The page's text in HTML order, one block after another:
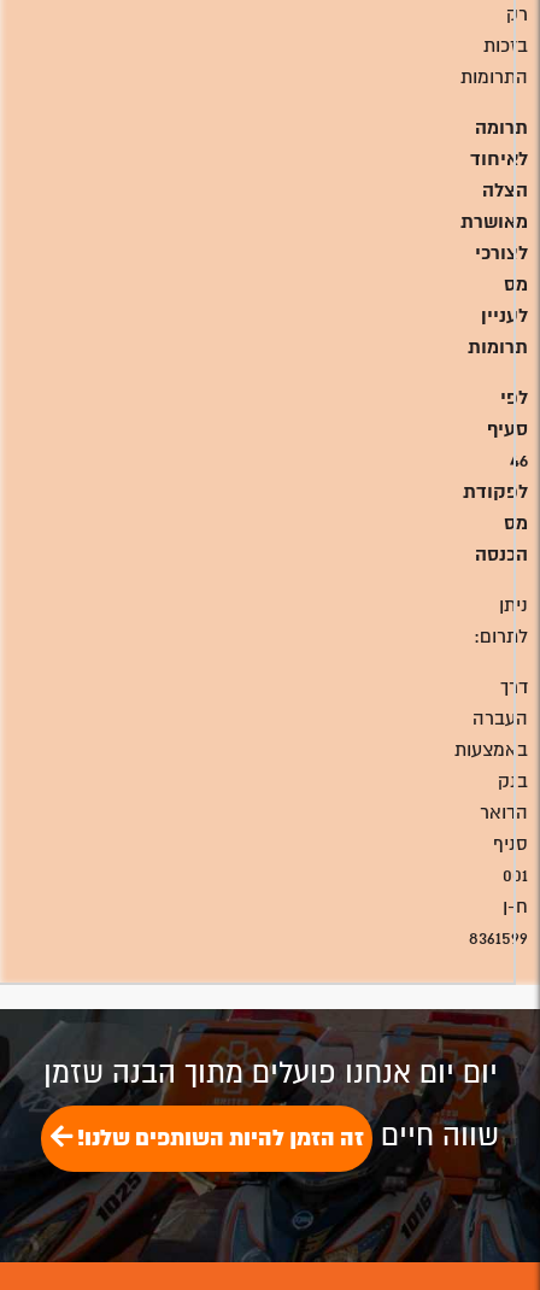
רק
בזכות
התרומות
תרומה
לאיחוד
הצלה
מאושרת
לצורכי
מס
לעניין
תרומות
לפי
סעיף
46
לפקודת
מס
הכנסה
ניתן
לתרום:
דרך
העברה
באמצעות
בנק
הדואר
סניף
001
ח-ן
8361599
יום יום אנחנו פועלים מתוך הבנה שזמן
שווה חיים זה הזמן להיות השותפים שלנו!